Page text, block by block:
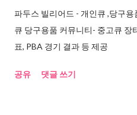
파두스 빌리어드 - 개인큐 ,당구
큐 당구용품 커뮤니티- 중고큐 장
표, PBA 경기 결과 등 제공
공유 댓글 쓰기